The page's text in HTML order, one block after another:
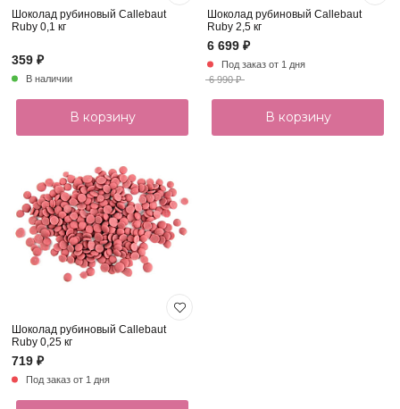
Шоколад рубиновый Callebaut
Ruby 0,1 кг
359 ₽
В наличии
В корзину
Шоколад рубиновый Callebaut
Ruby 2,5 кг
6 699 ₽
Под заказ от 1 дня
6 990 ₽
В корзину
Шоколад рубиновый Callebaut
Ruby 0,25 кг
719 ₽
Под заказ от 1 дня